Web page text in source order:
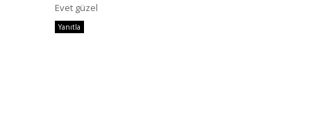
Evet güzel
Yanıtla